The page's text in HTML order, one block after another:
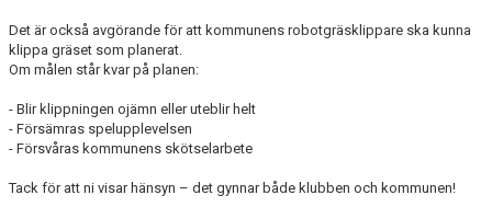
SPONSORER
Det är också avgörande för att kommunens robotgräsklippare ska kunna
klippa gräset som planerat.
Om målen står kvar på planen:
- Blir klippningen ojämn eller uteblir helt
- Försämras spelupplevelsen
- Försvåras kommunens skötselarbete
Tack för att ni visar hänsyn – det gynnar både klubben och kommunen!